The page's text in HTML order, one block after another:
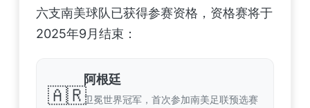
六支南美球队已获得参赛资格，资格赛将于
2025年9月结束：
🇦🇷
阿根廷
卫冕世界冠军，首次参加南美足联预选赛